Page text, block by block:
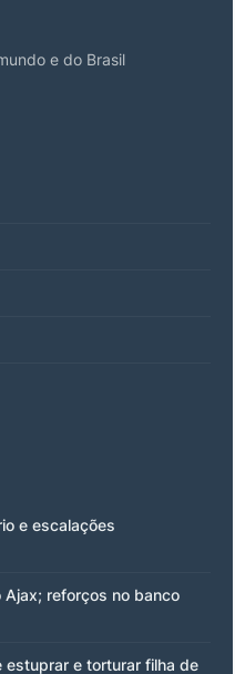
e do Brasil
e escalações
Ajax; reforços no banco
estuprar e torturar filha de